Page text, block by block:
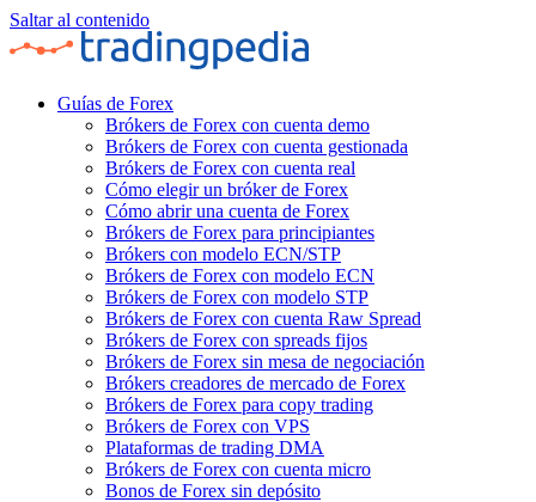
Saltar al contenido
Guías de Forex
Brókers de Forex con cuenta demo
Brókers de Forex con cuenta gestionada
Brókers de Forex con cuenta real
Cómo elegir un bróker de Forex
Cómo abrir una cuenta de Forex
Brókers de Forex para principiantes
Brókers con modelo ECN/STP
Brókers de Forex con modelo ECN
Brókers de Forex con modelo STP
Brókers de Forex con cuenta Raw Spread
Brókers de Forex con spreads fijos
Brókers de Forex sin mesa de negociación
Brókers creadores de mercado de Forex
Brókers de Forex para copy trading
Brókers de Forex con VPS
Plataformas de trading DMA
Brókers de Forex con cuenta micro
Bonos de Forex sin depósito